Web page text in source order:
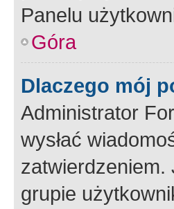
Panelu
Góra
Dlaczego mój
Administrator
wysłać
zatwierdzeniem.
grupie